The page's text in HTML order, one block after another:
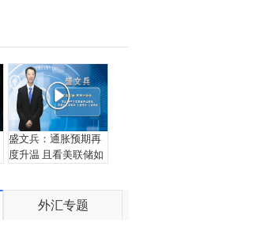
盛文兵：通胀预期再
度升温 且看美联储如
外汇专题